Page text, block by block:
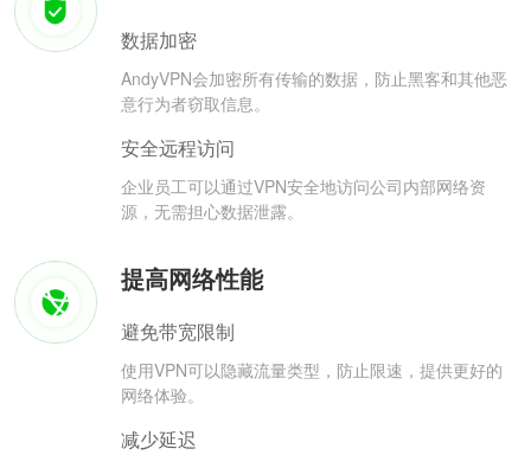
数据加密
AndyVPN会加密所有传输的数据，防止黑客和其他恶
意行为者窃取信息。
安全远程访问
企业员工可以通过VPN安全地访问公司内部网络资
源，无需担心数据泄露。
提高网络性能
避免带宽限制
使用VPN可以隐藏流量类型，防止限速，提供更好的
网络体验。
减少延迟